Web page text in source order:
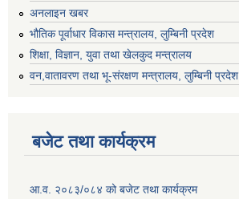
अनलाइन खबर
भौतिक पूर्वाधार विकास मन्त्रालय, लुम्बिनी प्रदेश
शिक्षा, विज्ञान, युवा तथा खेलकुद मन्‍‍त्रालय
वन,वातावरण तथा भू-संरक्षण मन्त्रालय, लुम्बिनी प्रदेश
बजेट तथा कार्यक्रम
आ.व. २०८३/०८४ को बजेट तथा कार्यक्रम